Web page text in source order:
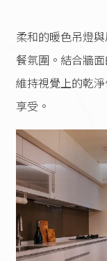
柔和的暖色吊燈
餐氛圍。結合牆
維持視覺上的乾
享受。